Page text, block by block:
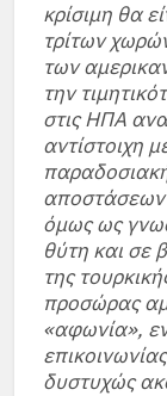
κρίσιμη θα
τρίτων
των
την
στις ΗΠΑ
αντίστοιχη
όμως ως
θύτη και σε
της
προσώρας
«αφωνία»,
δυστυχώς